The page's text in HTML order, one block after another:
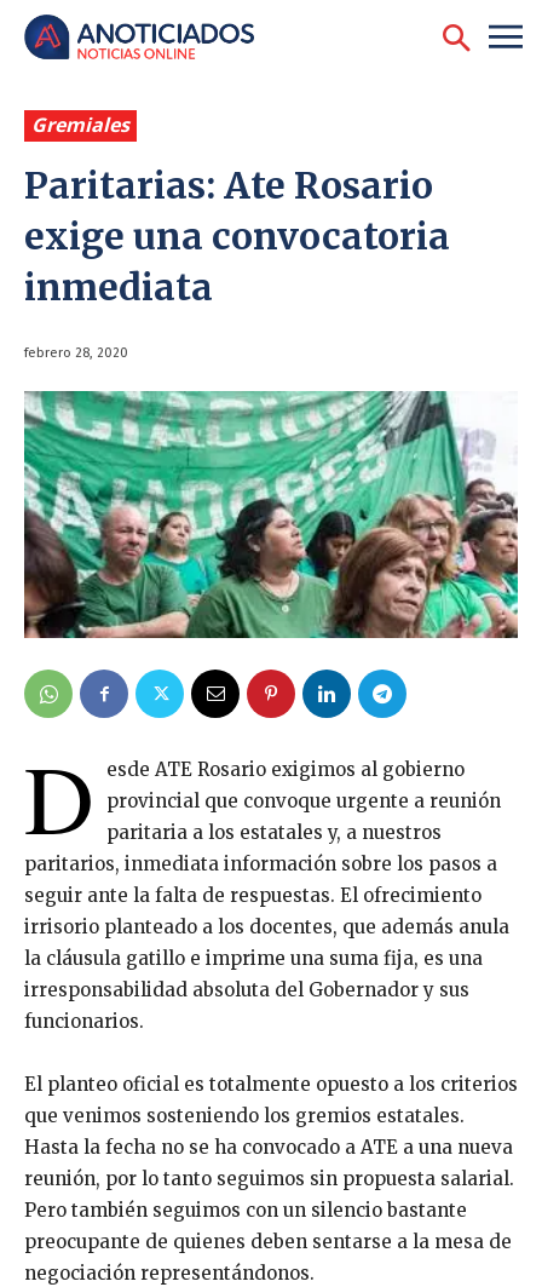
Gremiales
Paritarias: Ate Rosario
exige una convocatoria
inmediata
febrero 28, 2020
D
esde ATE Rosario exigimos al gobierno
provincial que convoque urgente a reunión
paritaria a los estatales y, a nuestros
paritarios, inmediata información sobre los pasos a
seguir ante la falta de respuestas. El ofrecimiento
irrisorio planteado a los docentes, que además anula
la cláusula gatillo e imprime una suma fija, es una
irresponsabilidad absoluta del Gobernador y sus
funcionarios.
El planteo oficial es totalmente opuesto a los criterios
que venimos sosteniendo los gremios estatales.
Hasta la fecha no se ha convocado a ATE a una nueva
reunión, por lo tanto seguimos sin propuesta salarial.
Pero también seguimos con un silencio bastante
preocupante de quienes deben sentarse a la mesa de
negociación representándonos.